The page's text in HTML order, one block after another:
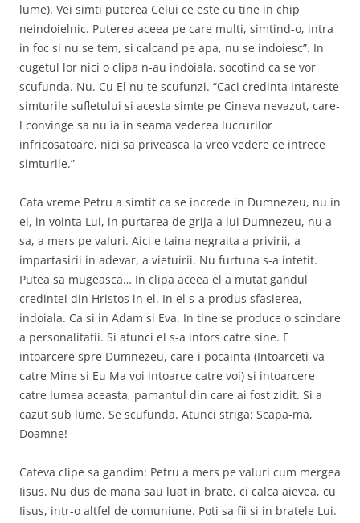
lume). Vei simti puterea Celui ce este cu tine in chip
neindoielnic. Puterea aceea pe care multi, simtind-o, intra
in foc si nu se tem, si calcand pe apa, nu se indoiesc”. In
cugetul lor nici o clipa n-au indoiala, socotind ca se vor
scufunda. Nu. Cu El nu te scufunzi. “Caci credinta intareste
simturile sufletului si acesta simte pe Cineva nevazut, care-
l convinge sa nu ia in seama vederea lucrurilor
infricosatoare, nici sa priveasca la vreo vedere ce intrece
simturile.”
Cata vreme Petru a simtit ca se increde in Dumnezeu, nu in
el, in vointa Lui, in purtarea de grija a lui Dumnezeu, nu a
sa, a mers pe valuri. Aici e taina negraita a privirii, a
impartasirii in adevar, a vietuirii. Nu furtuna s-a intetit.
Putea sa mugeasca… In clipa aceea el a mutat gandul
credintei din Hristos in el. In el s-a produs sfasierea,
indoiala. Ca si in Adam si Eva. In tine se produce o scindare
a personalitatii. Si atunci el s-a intors catre sine. E
intoarcere spre Dumnezeu, care-i pocainta (Intoarceti-va
catre Mine si Eu Ma voi intoarce catre voi) si intoarcere
catre lumea aceasta, pamantul din care ai fost zidit. Si a
cazut sub lume. Se scufunda. Atunci striga: Scapa-ma,
Doamne!
Cateva clipe sa gandim: Petru a mers pe valuri cum mergea
Iisus. Nu dus de mana sau luat in brate, ci calca aievea, cu
Iisus, intr-o altfel de comuniune. Poti sa fii si in bratele Lui.